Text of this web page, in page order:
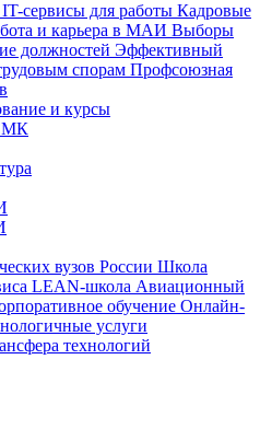
IT-сервисы для работы Кадровые
и карьера в МАИ Выборы
должностей Эффективный
спорам Профсоюзная
и курсы
вузов России Школа
LEAN-школа Авиационный
обучение Онлайн-
услуги
технологий